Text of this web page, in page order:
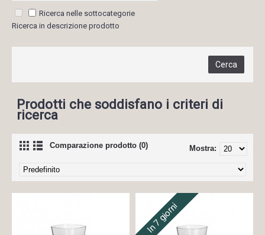
Ricerca nelle sottocategorie
Ricerca in descrizione prodotto
Prodotti che soddisfano i criteri di
ricerca
Comparazione prodotto (0) Mostra:
In 7 giorni